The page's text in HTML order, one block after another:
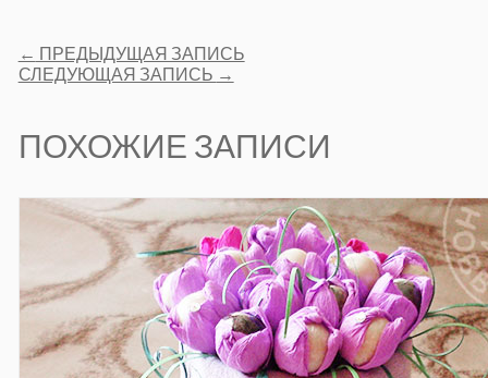
Post
navigation
← ПРЕДЫДУЩАЯ ЗАПИСЬ
СЛЕДУЮЩАЯ ЗАПИСЬ →
ПОХОЖИЕ ЗАПИСИ